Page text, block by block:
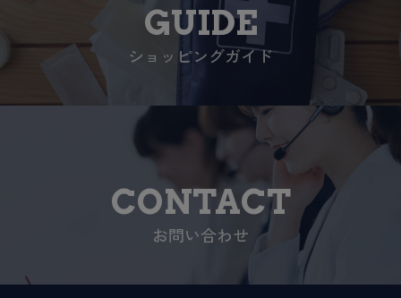
GUIDE
ショッピングガイド
CONTACT
お問い合わせ